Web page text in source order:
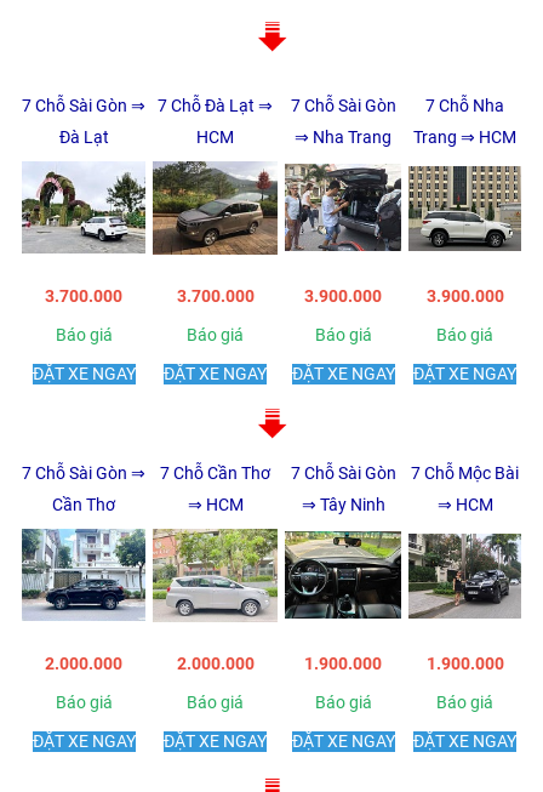
7 Chỗ Sài Gòn ⇒
Đà Lạt
7 Chỗ Đà Lạt ⇒
HCM
7 Chỗ Sài Gòn
⇒ Nha Trang
7 Chỗ Nha
Trang ⇒ HCM
3.700.000 3.700.000 3.900.000
3.900.000
Báo giá
Báo giá Báo giá
Báo giá
ĐẶT XE NGAY
ĐẶT XE NGAY ĐẶT XE NGAY ĐẶT XE NGAY
7 Chỗ Sài Gòn ⇒
Cần Thơ
7 Chỗ Cần Thơ
⇒ HCM
7 Chỗ Sài Gòn
⇒ Tây Ninh
7 Chỗ Mộc Bài
⇒ HCM
2.000.000 2.000.000 1.900.000
1.900.000
Báo giá
Báo giá Báo giá
Báo giá
ĐẶT XE NGAY
ĐẶT XE NGAY ĐẶT XE NGAY ĐẶT XE NGAY